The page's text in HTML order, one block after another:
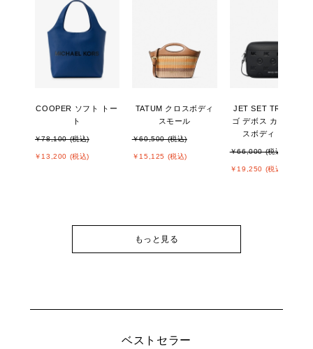
COOPER ソフト トー
ト
￥78,100 (税込)
￥13,200 (税込)
TATUM クロスボディ
スモール
￥60,500 (税込)
￥15,125 (税込)
JET SET TRAVEL ロ
ゴ デボス カメラ クロ
スボディ ラージ
￥66,000 (税込)
￥19,250 (税込)
もっと見る
ベストセラー